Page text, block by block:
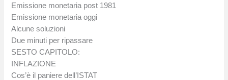
Emissione monetaria post 1981
Emissione monetaria oggi
Alcune soluzioni
Due minuti per ripassare
SESTO CAPITOLO:
INFLAZIONE
Cos’è il paniere dell’ISTAT